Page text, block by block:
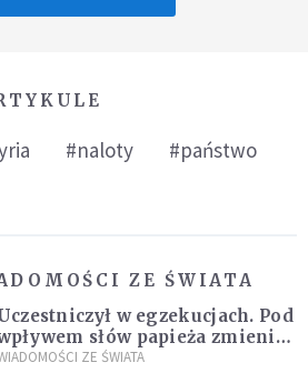
#naloty
#państwo
ZE ŚWIATA
w egzekucjach. Pod
słów papieża zmienił
ZE ŚWIATA